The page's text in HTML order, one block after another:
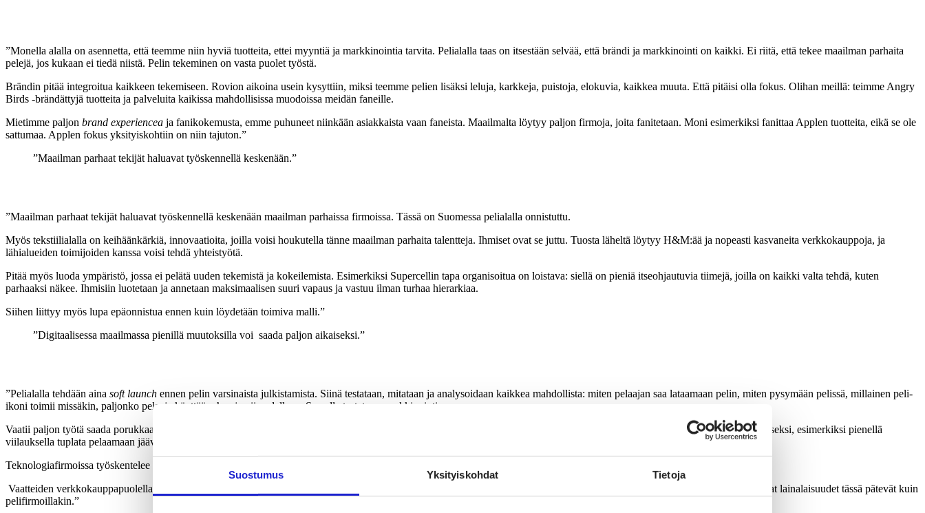
Suostumus Yksityiskohdat Tietoja
”Monella alalla on asennetta, että teemme niin hyviä tuotteita, ettei myyntiä ja markkinointia tarvita. Pelialalla taas on itsestään selvää, että brändi ja markkinointi on kaikki. Ei riitä, että tekee maailman parhaita
pelejä, jos kukaan ei tiedä niistä. Pelin tekeminen on vasta puolet työstä.
Brändin pitää integroitua kaikkeen tekemiseen. Rovion aikoina usein kysyttiin, miksi teemme pelien lisäksi leluja, karkkeja, puistoja, elokuvia, kaikkea muuta. Että pitäisi olla fokus. Olihan meillä: teimme Angry
Birds -brändättyjä tuotteita ja palveluita kaikissa mahdollisissa muodoissa meidän faneille.
Mietimme paljon brand experiencea ja fanikokemusta, emme puhuneet niinkään asiakkaista vaan faneista. Maailmalta löytyy paljon firmoja, joita fanitetaan. Moni esimerkiksi fanittaa Applen tuotteita, eikä se ole
sattumaa. Applen fokus yksityiskohtiin on niin tajuton.”
”Maailman parhaat tekijät haluavat työskennellä keskenään.”
”Maailman parhaat tekijät haluavat työskennellä keskenään maailman parhaissa firmoissa. Tässä on Suomessa pelialalla onnistuttu.
Myös tekstiilialalla on keihäänkärkiä, innovaatioita, joilla voisi houkutella tänne maailman parhaita talentteja. Ihmiset ovat se juttu. Tuosta läheltä löytyy H&M:ää ja nopeasti kasvaneita verkkokauppoja, ja
lähialueiden toimijoiden kanssa voisi tehdä yhteistyötä.
Pitää myös luoda ympäristö, jossa ei pelätä uuden tekemistä ja kokeilemista. Esimerkiksi Supercellin tapa organisoitua on loistava: siellä on pieniä itseohjautuvia tiimejä, joilla on kaikki valta tehdä, kuten
parhaaksi näkee. Ihmisiin luotetaan ja annetaan maksimaalisen suuri vapaus ja vastuu ilman turhaa hierarkiaa.
Siihen liittyy myös lupa epäonnistua ennen kuin löydetään toimiva malli.”
”Digitaalisessa maailmassa pienillä muutoksilla voi saada paljon aikaiseksi.”
”Pelialalla tehdään aina soft launch ennen pelin varsinaista julkistamista. Siinä testataan, mitataan ja analysoidaan kaikkea mahdollista: miten pelaajan saa lataamaan pelin, miten pysymään pelissä, millainen peli-
ikoni toimii missäkin, paljonko pelaaja käyttää rahaa ja niin edelleen. Samalla testataan markkinointia.
Vaatii paljon työtä saada porukkaa peliin ja pysymään siellä. Huonoihin kokemuksiin ei ole varaa. Digitaalisessa maailmassa pienillä muutoksilla voi kuitenkin saada paljon aikaiseksi, esimerkiksi pienellä
viilauksella tuplata pelaamaan jäävien määrän.
Teknologiafirmoissa työskentelee aina tuoteomistaja, joka vastaa kokonaisvaltaisesti tuotteesta. Hän tietää asiakkaan tarpeet ja työskentelee tiiviisti tuotekehityksen kanssa.
Vaatteiden verkkokauppapuolella voi hyvin olla samanlaisia product managereita, jotka ovat heti yhteydessä tuotekehitykseen, jos tuote ei myy tai asiakkailta tulee toiveita. Samat lainalaisuudet tässä pätevät kuin
pelifirmoillakin.”